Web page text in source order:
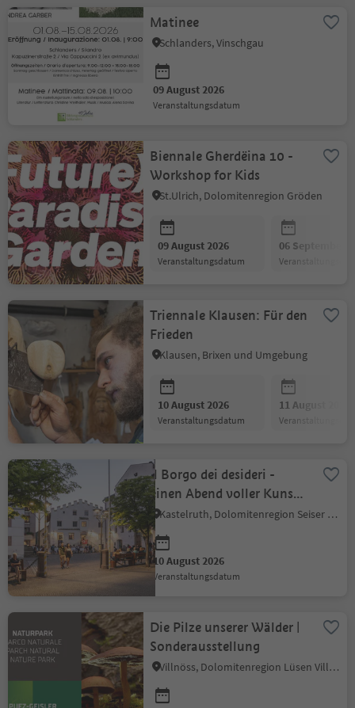
Matinee
Schlanders, Vinschgau
09 August 2026
Veranstaltungsdatum
Biennale Gherdëina 10 -
Workshop for Kids
St.Ulrich, Dolomitenregion Gröden
09 August 2026
Veranstaltungsdatum
06 September
Triennale Klausen: Für den
Frieden
Klausen, Brixen und Umgebung
10 August 2026
Veranstaltungsdatum
11 August 2026
Il Borgo dei desideri -
einen Abend voller Kunst,
Kultur und Gemeinschaft
Kastelruth, Dolomitenregion Seiser Alm
10 August 2026
Veranstaltungsdatum
Die Pilze unserer Wälder |
Sonderausstellung
Villnöss, Dolomitenregion Lüsen Villnöss